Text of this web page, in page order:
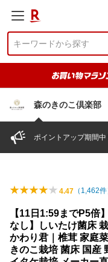
森のきのこ倶楽部
ポイントアップ期間
4.47 （ 1,462件
【11日1:59までP5倍
なし】しいたけ菌床
かわり君｜椎茸 家庭
きのこ栽培 菌床 国産